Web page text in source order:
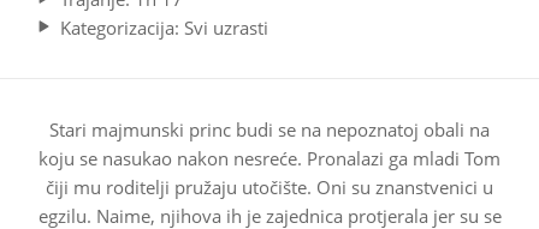
Kategorizacija: Svi uzrasti
Stari majmunski princ budi se na nepoznatoj obali na
koju se nasukao nakon nesreće. Pronalazi ga mladi Tom
čiji mu roditelji pružaju utočište. Oni su znanstvenici u
egzilu. Naime, njihova ih je zajednica protjerala jer su se